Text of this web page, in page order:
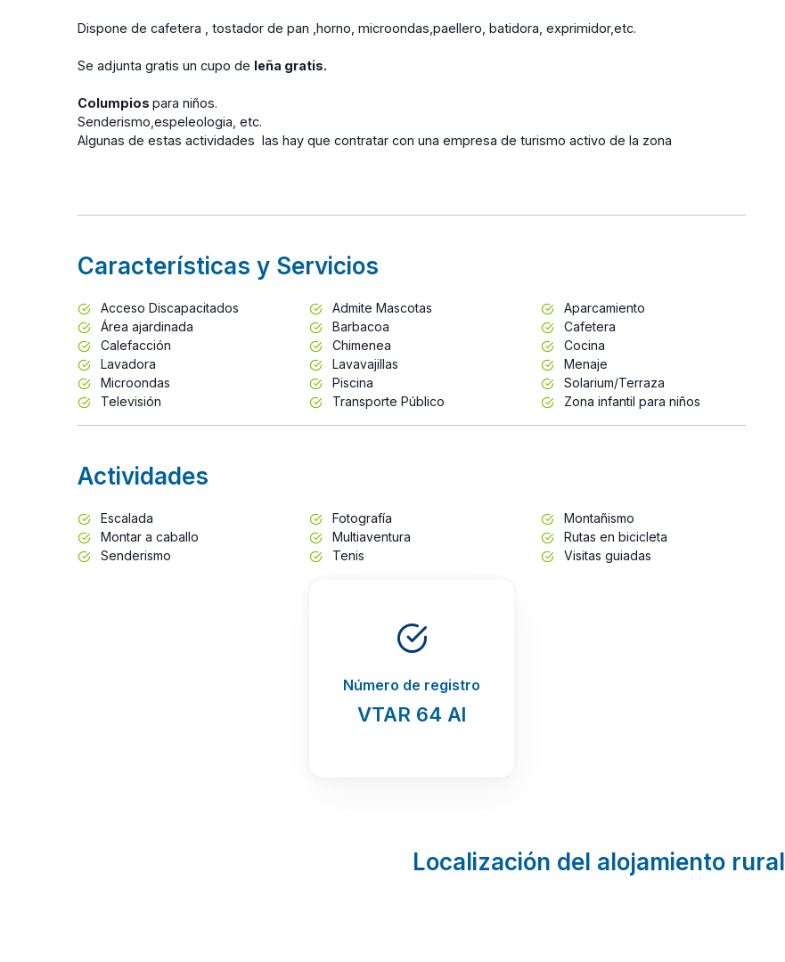
Dispone de cafetera , tostador de pan ,horno, microondas,paellero, batidora, exprimidor,etc.
Se adjunta gratis un cupo de leña gratis.
Columpios para niños.
Senderismo,espeleologia, etc.
Algunas de estas actividades las hay que contratar con una empresa de turismo activo de la zona
Características y Servicios
Acceso Discapacitados Admite Mascotas
Aparcamiento
Área ajardinada
Barbacoa
Cafetera
Calefacción
Chimenea
Cocina
Lavadora
Lavavajillas
Menaje
Microondas
Piscina
Solarium/Terraza
Televisión
Transporte Público Zona infantil para niños
Actividades
Escalada Fotografía
Montañismo
Montar a caballo
Multiaventura
Rutas en bicicleta
Senderismo
Tenis Visitas guiadas
Número de registro
VTAR 64 Al
Localización del alojamiento rural